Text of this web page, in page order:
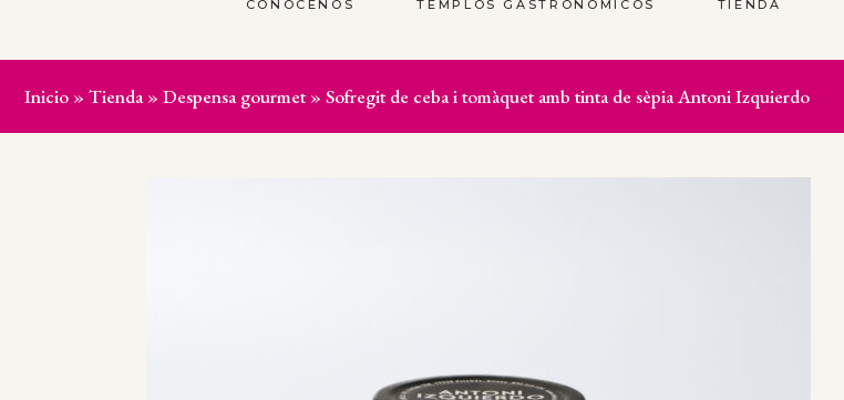
CONÓCENOS TEMPLOS GASTRONÓMICOS TIENDA
Inicio » Tienda» Despensa gourmet» Sofregit de ceba i tomàquet amb tinta de sèpia Antoni Izquierdo